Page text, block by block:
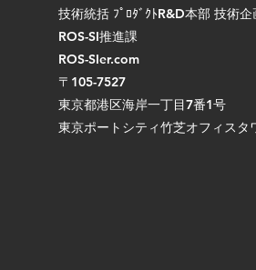
技術統括 ﾌﾟﾛﾀﾞｸﾄR&D本部 技術
ROS-SI推進課
ROS-SIer.com
〒105-7527
東京都港区海岸一丁目7番1号
東京ポートシティ竹芝オフィスタ